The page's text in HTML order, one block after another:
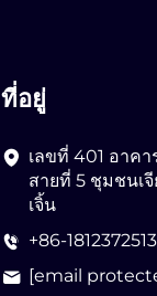
ที่อยู่
เลขที่ 401 อาค
สายที่ 5 ชุมชนเจี
เจิ้น
+86-
[email